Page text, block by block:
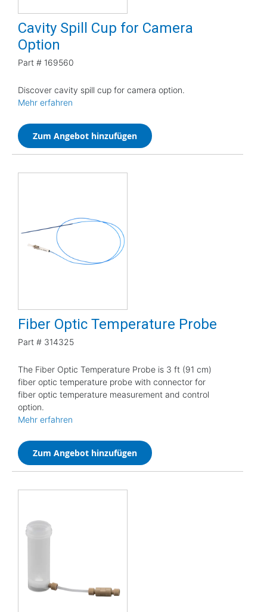
Cavity Spill Cup for Camera
Option
Part # 169560
Discover cavity spill cup for camera option.
Mehr erfahren
Zum Angebot hinzufügen
Fiber Optic Temperature Probe
Part # 314325
The Fiber Optic Temperature Probe is 3 ft (91 cm)
fiber optic temperature probe with connector for
fiber optic temperature measurement and control
option.
Mehr erfahren
Zum Angebot hinzufügen